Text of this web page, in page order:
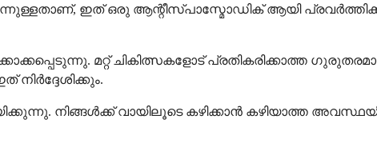
ഇത് ഒരു ആന്റീസ്പാസ്മോഡിക് ആയി
മറ്റ് ചികിത്സകളോട് പ്രതികരിക്കാത്ത
നിങ്ങൾക്ക് വായിലൂടെ കഴിക്കാൻ കഴിയാത്ത